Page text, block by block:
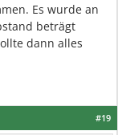
Es wurde an
beträgt
dann alles
#19